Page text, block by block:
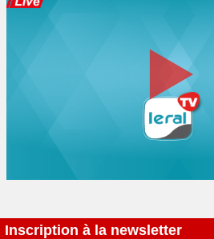
Inscription à la newsletter